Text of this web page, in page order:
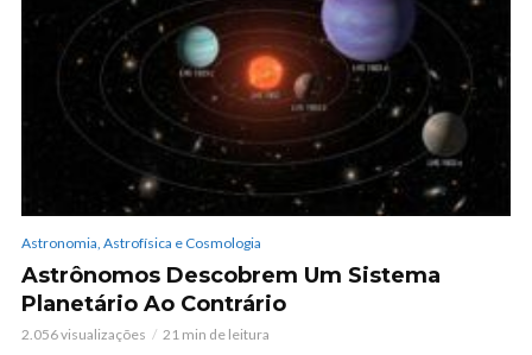
Astronomia, Astrofísica e Cosmologia
Astrônomos Descobrem Um Sistema
Planetário Ao Contrário
2.056 visualizações 21 min de leitura